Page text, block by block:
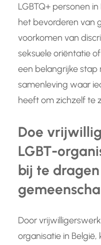
LGBTQ+ personen
het bevorderen van
voorkomen van
seksuele oriëntatie
een belangrijke stap
samenleving waar
heeft om zichzelf te
Doe
LGBT-
bij te
Door
organisatie in